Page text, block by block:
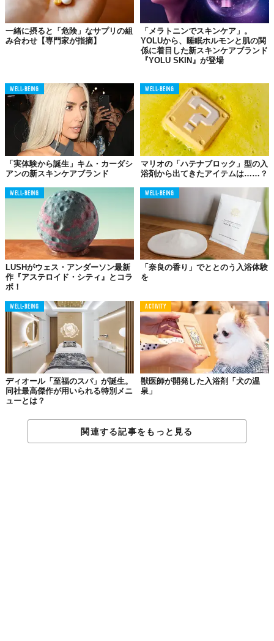
一緒に摂ると「危険」なサプリの組
み合わせ【専門家が指摘】
「メラトニンでスキンケア」。
YOLUから、睡眠ホルモンと肌の関
係に着目した新スキンケアブランド
『YOLU SKIN』が登場
WELL-BEING
「実体験から誕生」キム・カーダシ
アンの新スキンケアブランド
WELL-BEING
マリオの「ハテナブロック」型の入
浴剤から出てきたアイテムは……？
WELL-BEING
LUSHがウェス・アンダーソン最新
作『アステロイド・シティ』とコラ
ボ！
WELL-BEING
「奈良の香り」でととのう入浴体験
を
WELL-BEING
ディオール「至福のスパ」が誕生。
同社最高傑作が用いられる特別メニ
ューとは？
ACTIVITY
獣医師が開発した入浴剤「犬の温
泉」
関連する記事をもっと見る